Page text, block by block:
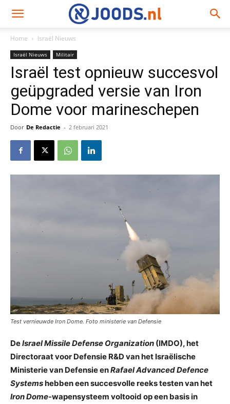
Home Israël Nieuws
Israël Nieuws Militair
Israël test opnieuw succesvol
geüpgraded versie van Iron
Dome voor marineschepen
Door De Redactie - 2 februari 2021
Test vernieuwde Iron Dome. Foto ministerie van Defensie
DeIsrael Missile Defense Organization (IMDO), het
Directoraat voor Defensie R&D van het Israëlische
Ministerie van Defensie enRafael Advanced Defence
Systemshebben een succesvolle reeks testen van het
Iron Dome-wapensysteem voltooid op een basis in